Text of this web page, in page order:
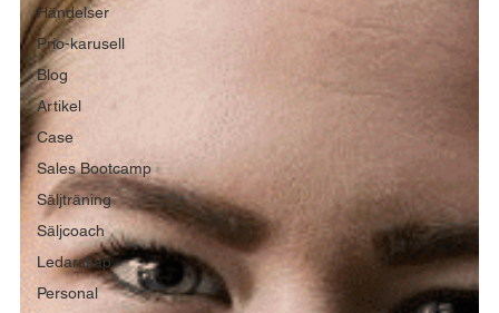
Händelser
Prio-karusell
Blog
Artikel
Case
Sales Bootcamp
Säljträning
Säljcoach
Ledarskap
Personal